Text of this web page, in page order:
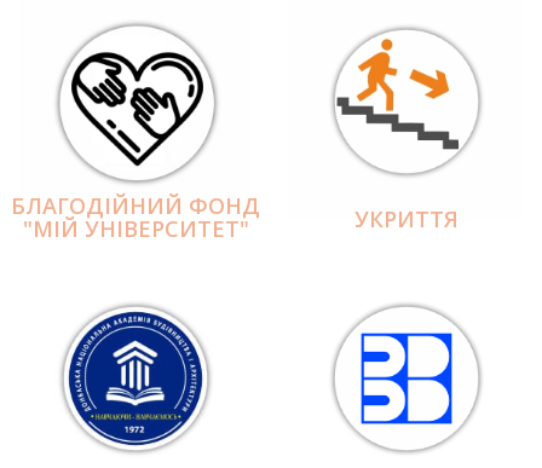
БЛАГОДІЙНИЙ ФОНД
"МІЙ УНІВЕРСИТЕТ" УКРИТТЯ